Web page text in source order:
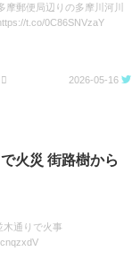
摩郵便局辺りの多摩川河川
t.co/0C86SNVzaY
2026-05-16
火災 街路樹から
木通りで火事